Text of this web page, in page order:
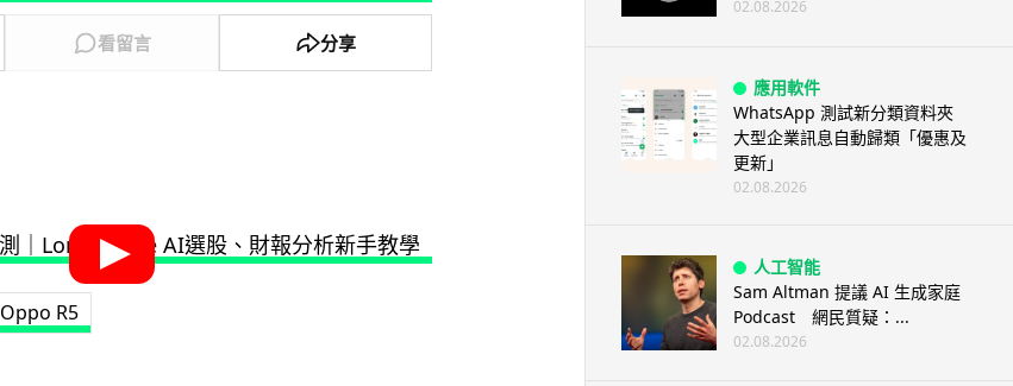
看留言 分享
Oppo R5
02.08.2026
應用軟件
WhatsApp 測試新分類資料夾
大型企業訊息自動歸類「優惠及
更新」
02.08.2026
人工智能
Sam Altman 提議 AI 生成家庭
Podcast 網民質疑：...
02.08.2026